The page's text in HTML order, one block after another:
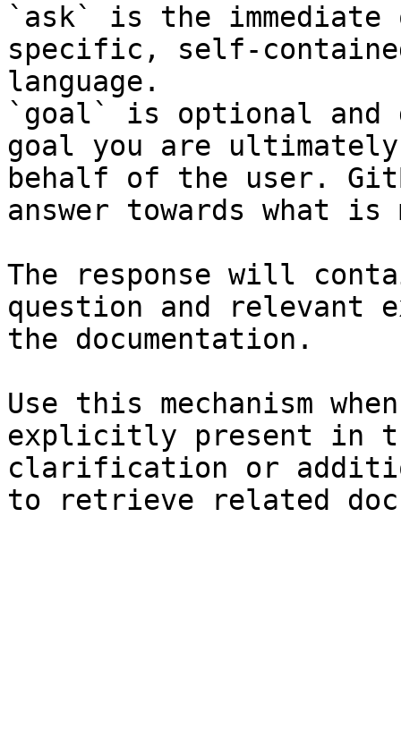
`ask` is the
specific, self-
language.
`goal` is optional and
goal you are
behalf of the user.
answer towards what
The response will
question and relevant
the documentation.
Use this mechanism
explicitly present in
clarification or